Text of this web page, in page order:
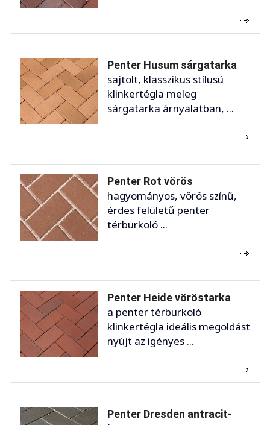
Penter Husum sárgatarka
sajtolt, klasszikus stílusú
klinkertégla meleg
sárgatarka árnyalatban, ...
Penter Rot vörös
hagyományos, vörös színű,
érdes felületű penter
térburkoló ...
Penter Heide vöröstarka
a penter térburkoló
klinkertégla ideális megoldást
nyújt az igényes ...
Penter Dresden antracit-